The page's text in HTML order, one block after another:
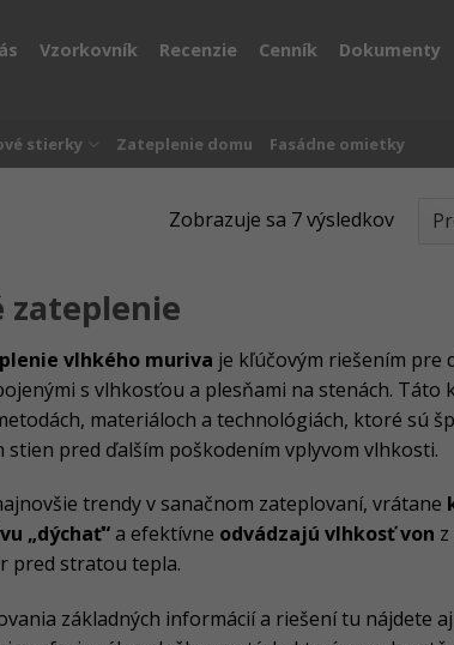
Vzorkovník Recenzie Cenník Dokumenty
stierky Zateplenie domu Fasádne omietky
Zobrazuje sa 7 výsledkov
zateplenie
vlhkého muriva je kľúčovým riešením pre
s vlhkosťou a plesňami na stenách.
materiáloch a technológiách, ktoré sú
stien pred ďalším poškodením vplyvom vlhkosti.
trendy v sanačnom zateplovaní, vrátane
„dýchať“a efektívne odvádzajú vlhkosť von
pred stratou tepla.
základných informácií a riešení tu nájdete